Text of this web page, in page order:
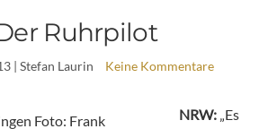
Ruhrpilot
| Stefan Laurin Keine Kommentare
NRW: „Es